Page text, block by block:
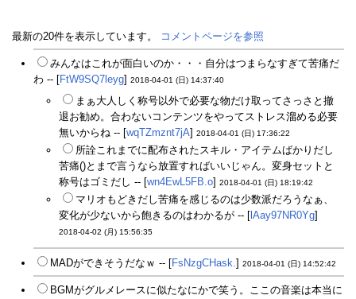
最新の20件を表示しています。 コメントページを参照
みんなはこれが面白いのか・・・自分はつまらなすぎて苦痛だ
わ -- [FtW9SQ7leyg] 2018-04-01 (日) 14:37:40
まぁ大人しく称号以外で必要な物だけ取ってさっさと撤
退お勧め。合わないコンテンツをやってストレス溜める必要
無いからね -- [wqTZmznt7jA] 2018-04-01 (日) 17:36:22
所詮これまでに配布されたスキル・アイテムばかりだし
苦痛()とまで言うなら放置すればいいじゃん。変身セットと
称号はゴミだし -- [wn4EwL5FB.o] 2018-04-01 (日) 18:19:42
マリオもどきだし苦痛を感じるのは少数派だろうなぁ、
変化が少ないから飽きるのはわかるが -- [ lAay97NR0Yg]
2018-04-02 (月) 15:56:35
MADができそうだなｗ -- [FsNzgCHask. ] 2018-04-01 (日) 14:52:42
BGMがグルメレースに似たなにかで笑う。ここの音楽は本当に